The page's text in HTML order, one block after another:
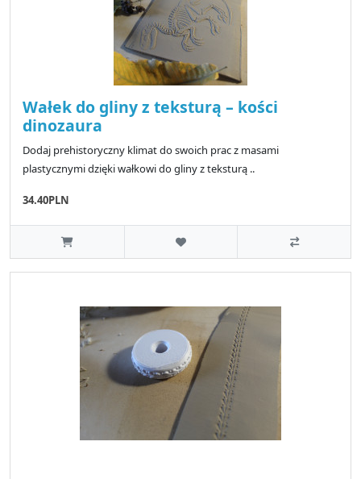
Wałek do gliny z teksturą – kości
dinozaura
Dodaj prehistoryczny klimat do swoich prac z masami
plastycznymi dzięki wałkowi do gliny z teksturą ..
34.40PLN